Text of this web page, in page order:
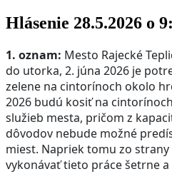
Hlásenie 28.5.2026 o
1. oznam: Mesto Rajecké
do utorka, 2. júna 2026 je
zelene na cintorínoch okolo
2026 budú kosiť na
služieb mesta, pričom z
dôvodov nebude možné
miest. Napriek tomu zo
vykonávať tieto práce šetrne